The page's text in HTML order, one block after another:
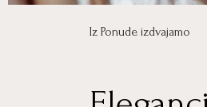
Iz Ponude izdvajamo